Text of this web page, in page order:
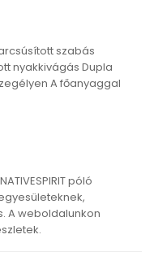
szabás
nyakkivágás Dupla
A főanyaggal
póló
A weboldalunkon